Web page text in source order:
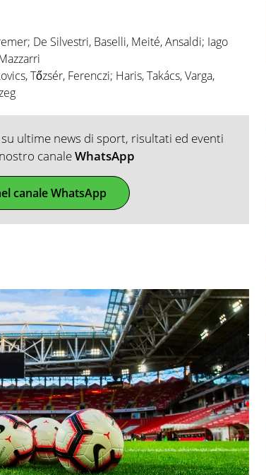
De Silvestri, Baselli, Meité, Ansaldi; Iago
Tőzsér, Ferenczi; Haris, Takács, Varga,
ultime news di sport, risultati ed eventi
canaleWhatsApp
canale WhatsApp